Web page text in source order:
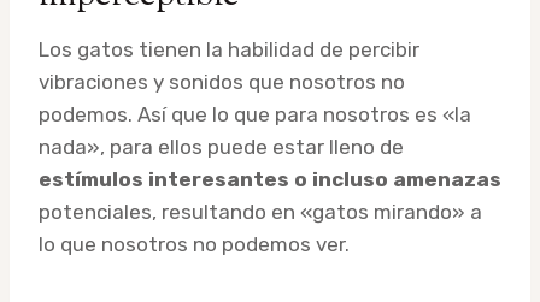
Los gatos tienen la habilidad de percibir
vibraciones y sonidos que nosotros no
podemos. Así que lo que para nosotros es «la
nada», para ellos puede estar lleno de
estímulos interesantes o incluso amenazas
potenciales, resultando en «gatos mirando» a
lo que nosotros no podemos ver.